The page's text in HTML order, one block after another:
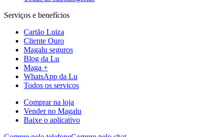
Serviços e benefícios
Cartão Luiza
Cliente Ouro
Magalu seguros
Blog da Lu
Maga +
WhatsApp da Lu
Todos os serviços
Comprar na loja
Vender no Magalu
Baixe o aplicativo